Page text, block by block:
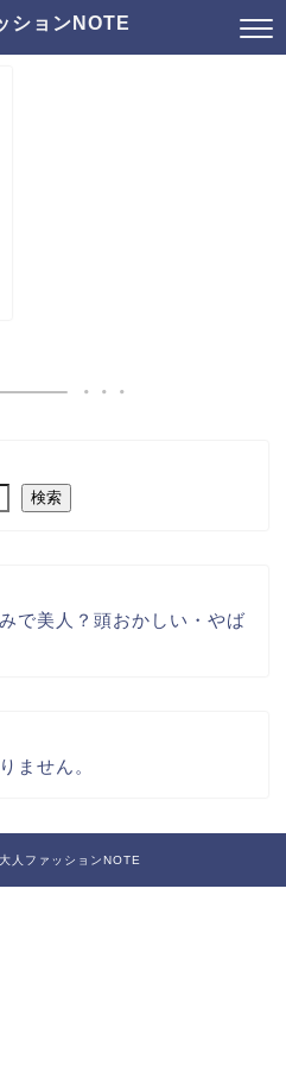
ションNOTE
検索
で美人？頭おかしい・やば
ません。
ファッションNOTE